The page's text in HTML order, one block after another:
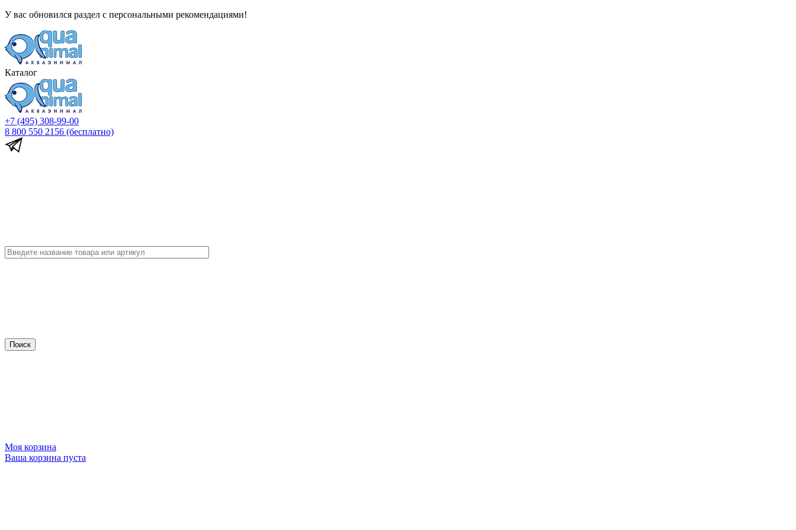
У вас обновился раздел с персональными рекомендациями!
Каталог
+7 (495) 308-99-00
8 800 550 2156 (бесплатно)
Моя корзина
Ваша корзина пуста